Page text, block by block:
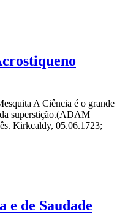
A Ciência é o grande
superstição.(ADAM
Kirkcaldy, 05.06.1723;
e de Saudade